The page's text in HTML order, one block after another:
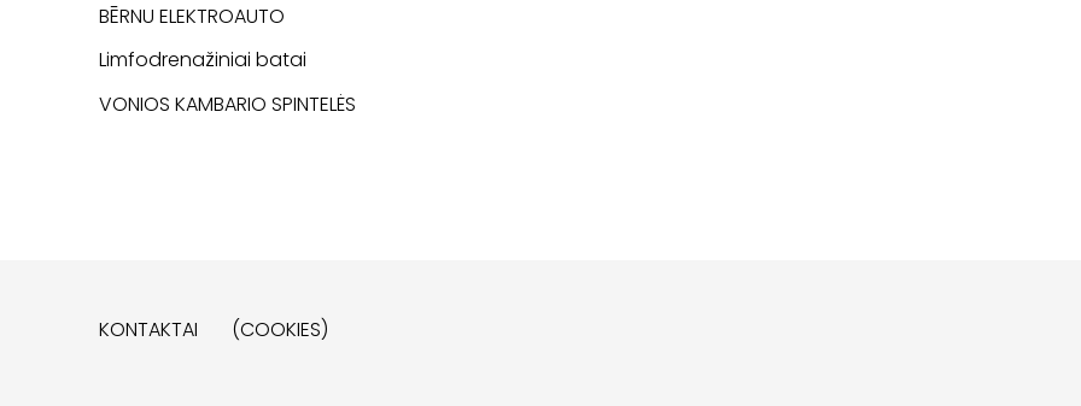
BĒRNU ELEKTROAUTO
Limfodrenažiniai batai
VONIOS KAMBARIO SPINTELĖS
KONTAKTAI (COOKIES)